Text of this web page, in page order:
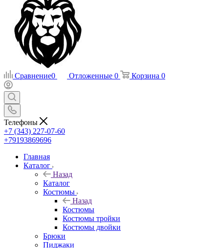
Сравнение0 Отложенные 0 Корзина 0
Телефоны
+7 (343) 227-07-60
+79193869696
Главная
Каталог
Назад
Каталог
Костюмы
Назад
Костюмы
Костюмы тройки
Костюмы двойки
Брюки
Пиджаки